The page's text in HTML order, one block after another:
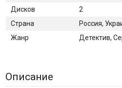
Дисков
2
Страна
Россия,
Жанр
Детектив,
Описание